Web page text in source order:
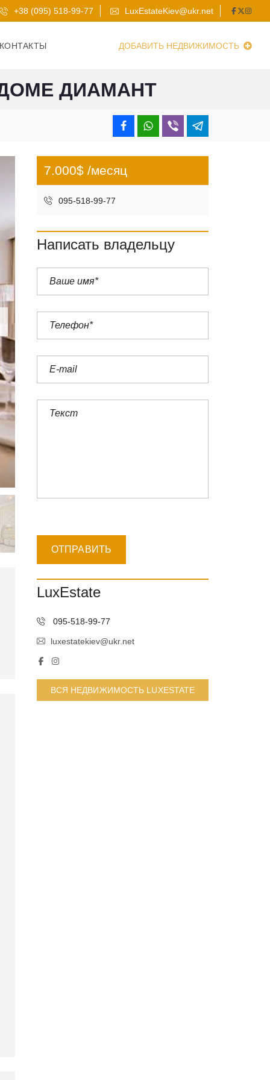
+38 (095) 518-99-77 LuxEstateKiev@ukr.net
ДОБАВИТЬ НЕДВИЖИМОСТЬ
ДИАМАНТ
7.000$ /месяц
095-518-99-77
Написать владельцу
LuxEstate
095-518-99-77
luxestatekiev@ukr.net
ВСЯ НЕДВИЖИМОСТЬ LUXESTATE